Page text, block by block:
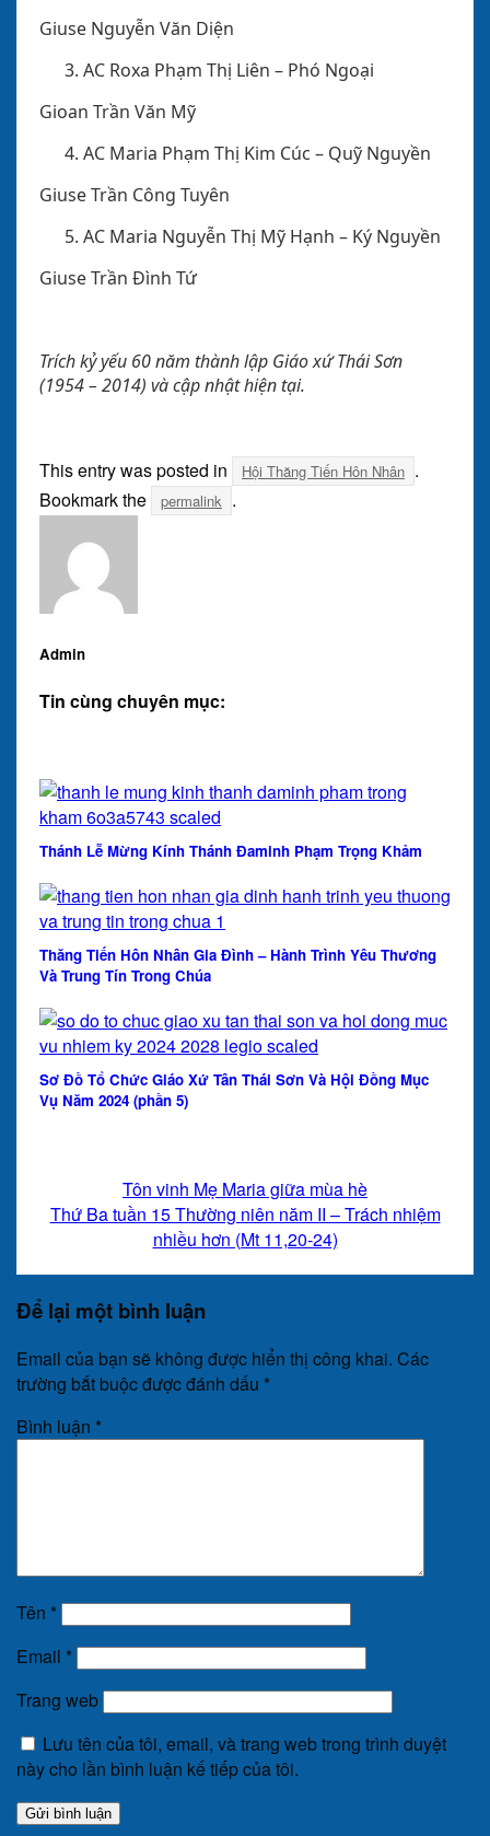
Giuse Nguyễn Văn Diện
AC Roxa Phạm Thị Liên – Phó Ngoại
Gioan Trần Văn Mỹ
AC Maria Phạm Thị Kim Cúc – Quỹ Nguyền
Giuse Trần Công Tuyên
AC Maria Nguyễn Thị Mỹ Hạnh – Ký Nguyền
Giuse Trần Đình Tứ
Trích kỷ yếu 60 năm thành lập Giáo xứ Thái Sơn
(1954 – 2014) và cập nhật hiện tại.
This entry was posted in Hội Thăng Tiến Hôn Nhân .
Bookmark the
permalink .
Admin
Tin cùng chuyên mục:
Thánh Lễ Mừng Kính Thánh Đaminh Phạm Trọng Khảm
Thăng Tiến Hôn Nhân Gia Đình – Hành Trình Yêu Thương
Và Trung Tín Trong Chúa
Sơ Đồ Tổ Chức Giáo Xứ Tân Thái Sơn Và Hội Đồng Mục
Vụ Năm 2024 (phần 5)
Tôn vinh Mẹ Maria giữa mùa hè
Thứ Ba tuần 15 Thường niên năm II – Trách nhiệm
nhiều hơn (Mt 11,20-24)
Để lại một bình luận
Email của bạn sẽ không được hiển thị công khai. Các
trường bắt buộc được đánh dấu *
Bình luận *
Tên *
Email *
Trang web
Lưu tên của tôi, email, và trang web trong trình duyệt
này cho lần bình luận kế tiếp của tôi.